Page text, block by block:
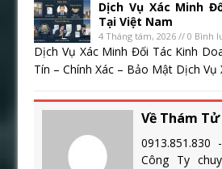
Dịch Vụ Xác Minh
Tại Việt Nam
4 Tháng tám, 2026 // 0 Bình
Dịch Vụ Xác Minh Đối Tác Kinh
Tín – Chính Xác – Bảo Mật Dịch Vụ
Về Thám
Công Ty